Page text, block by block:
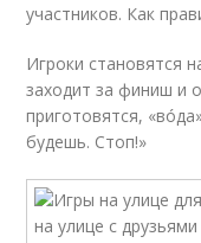
участников. Как
Игроки становятся
заходит за финиш и
приготовятся,
будешь. Стоп!»